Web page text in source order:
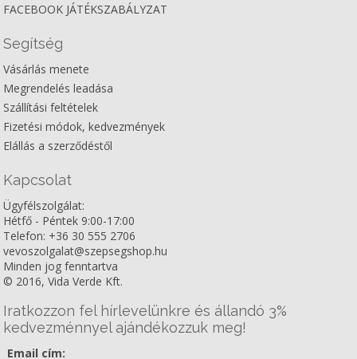
FACEBOOK JÁTÉKSZABÁLYZAT
Segítség
Vásárlás menete
Megrendelés leadása
Szállítási feltételek
Fizetési módok, kedvezmények
Elállás a szerződéstől
Kapcsolat
Ügyfélszolgálat:
Hétfő - Péntek 9:00-17:00
Telefon: +36 30 555 2706
vevoszolgalat@szepsegshop.hu
Minden jog fenntartva
© 2016, Vida Verde Kft.
Iratkozzon fel hírlevelünkre és állandó 3%
kedvezménnyel ajándékozzuk meg!
Email cím: